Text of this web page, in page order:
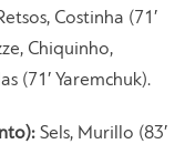
Costinha (71′
Chiquinho,
(71′ Yaremchuk).
Sels, Murillo (83′